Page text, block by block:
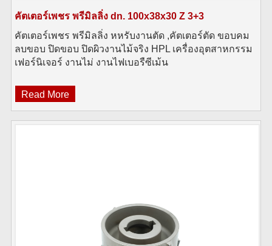
คัตเตอร์เพชร พรีมิลลิ่ง dn. 100x38x30 Z 3+3
คัตเตอร์เพชร พรีมิลลิ่ง หหรับงานตัด ,คัตเตอร์ตัด ขอบคม
ลบขอบ ปิดขอบ ปิดผิวงานไม้จริง HPL เครื่องอุตสาหกรรม
เฟอร์นิเจอร์ งานไม่ งานไฟเบอรืซีเม้น
Read More